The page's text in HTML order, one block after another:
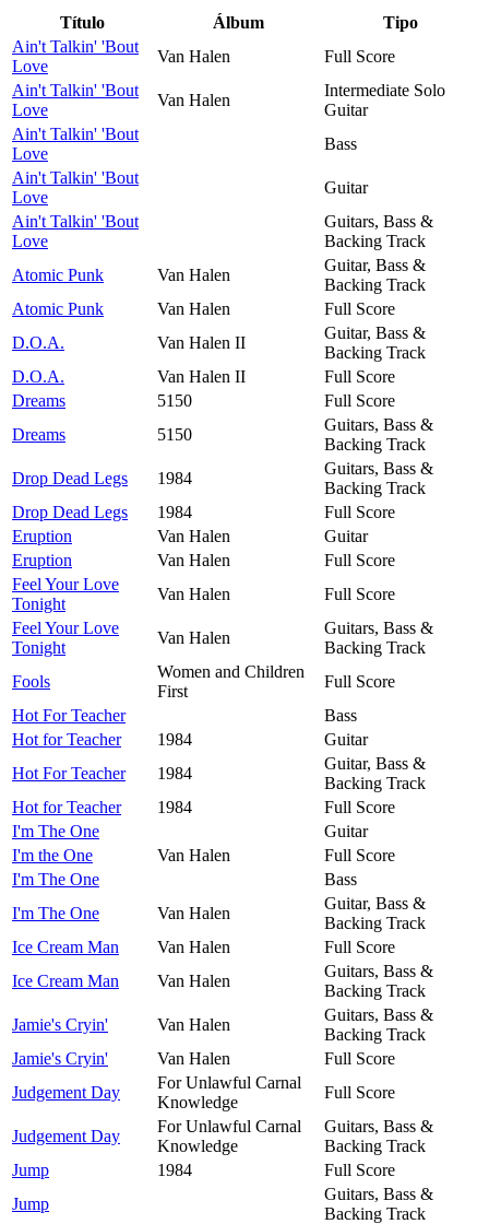
Título Álbum
Tipo
Ain't Talkin' 'Bout
Love
Van Halen
Full Score
Ain't Talkin' 'Bout
Love
Van Halen
Intermediate Solo
Guitar
Ain't Talkin' 'Bout
Love
Bass
Ain't Talkin' 'Bout
Love
Guitar
Ain't Talkin' 'Bout
Love
Guitars, Bass &
Backing Track
Atomic Punk
Van Halen
Guitar, Bass &
Backing Track
Atomic Punk
Van Halen
Full Score
D.O.A.
Van Halen II
Guitar, Bass &
Backing Track
D.O.A.
Van Halen II
Full Score
Dreams
5150
Full Score
Dreams
5150
Guitars, Bass &
Backing Track
Drop Dead Legs
1984
Guitars, Bass &
Backing Track
Drop Dead Legs
1984
Full Score
Eruption
Van Halen
Guitar
Eruption
Van Halen
Full Score
Feel Your Love
Tonight
Van Halen
Full Score
Feel Your Love
Tonight
Van Halen
Guitars, Bass &
Backing Track
Fools
Women and Children
First
Full Score
Hot For Teacher
Bass
Hot for Teacher
1984
Guitar
Hot For Teacher
1984
Guitar, Bass &
Backing Track
Hot for Teacher
1984
Full Score
I'm The One
Guitar
I'm the One
Van Halen
Full Score
I'm The One
Bass
I'm The One
Van Halen
Guitar, Bass &
Backing Track
Ice Cream Man
Van Halen
Full Score
Ice Cream Man
Van Halen
Guitars, Bass &
Backing Track
Jamie's Cryin'
Van Halen
Guitars, Bass &
Backing Track
Jamie's Cryin'
Van Halen
Full Score
Judgement Day
For Unlawful Carnal
Knowledge
Full Score
Judgement Day
For Unlawful Carnal
Knowledge
Guitars, Bass &
Backing Track
Jump
1984
Full Score
Jump
Guitars, Bass &
Backing Track